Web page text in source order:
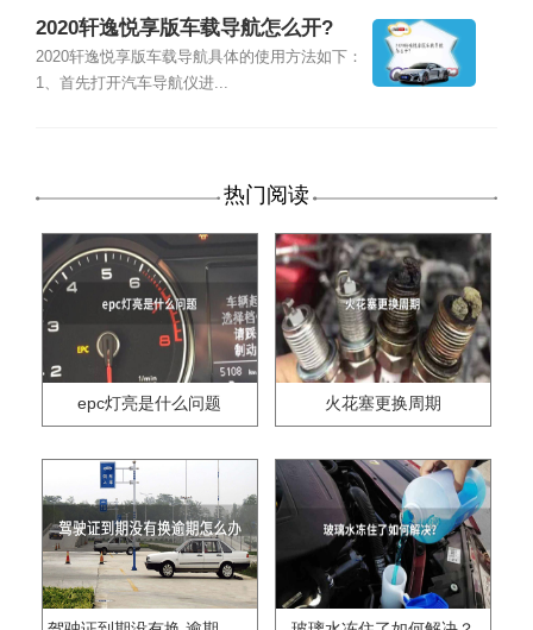
2020轩逸悦享版车载导航怎么开?
2020轩逸悦享版车载导航具体的使用方法如下：
1、首先打开汽车导航仪进...
热门阅读
epc灯亮是什么问题 火花塞更换周期